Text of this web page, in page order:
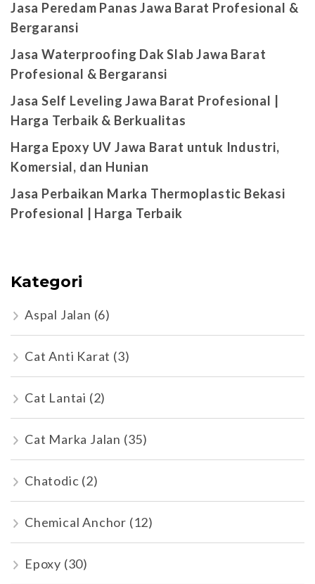
Jasa Peredam Panas Jawa Barat Profesional &
Bergaransi
Jasa Waterproofing Dak Slab Jawa Barat
Profesional & Bergaransi
Jasa Self Leveling Jawa Barat Profesional |
Harga Terbaik & Berkualitas
Harga Epoxy UV Jawa Barat untuk Industri,
Komersial, dan Hunian
Jasa Perbaikan Marka Thermoplastic Bekasi
Profesional | Harga Terbaik
Kategori
Aspal Jalan (6)
Cat Anti Karat (3)
Cat Lantai (2)
Cat Marka Jalan (35)
Chatodic (2)
Chemical Anchor (12)
Epoxy (30)